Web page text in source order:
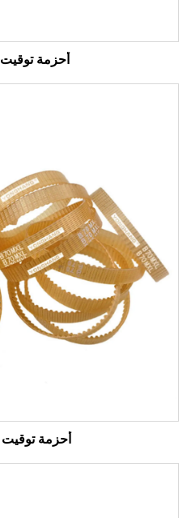
أحزمة توقيت AT3 PU
أحزمة توقيت MXL PU